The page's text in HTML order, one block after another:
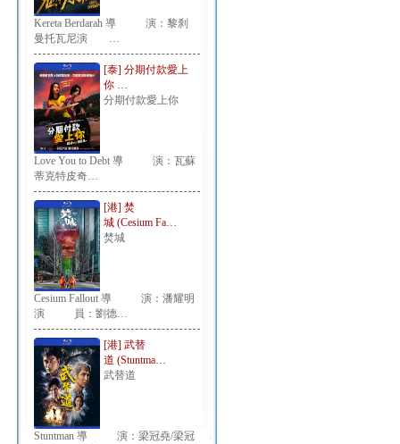
Kereta Berdarah 導 演：黎刹
曼托瓦尼演 …
[泰] 分期付款愛上
你 …
分期付款愛上你
Love You to Debt 導 演：瓦蘇
蒂克特皮奇…
[港] 焚
城 (Cesium Fa…
焚城
Cesium Fallout 導 演：潘耀明
演 員：劉德…
[港] 武替
道 (Stuntma…
武替道
Stuntman 導 演：梁冠堯/梁冠